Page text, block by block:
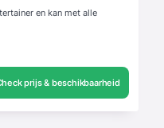
en kan met alle
prijs & beschikbaarheid